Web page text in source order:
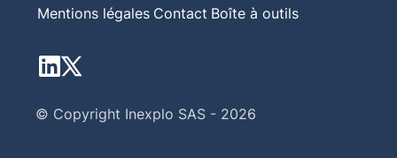
Mentions légales Contact Boîte à outils
© Copyright Inexplo SAS - 2026